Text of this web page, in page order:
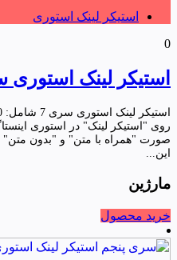
استیکر لینک استوری
0
استیکر لینک استوری
روی "استیکر لینک" در استوری
صورت "همراه با متن" و "بدون متن"
این...
مارژین
خرید محصول